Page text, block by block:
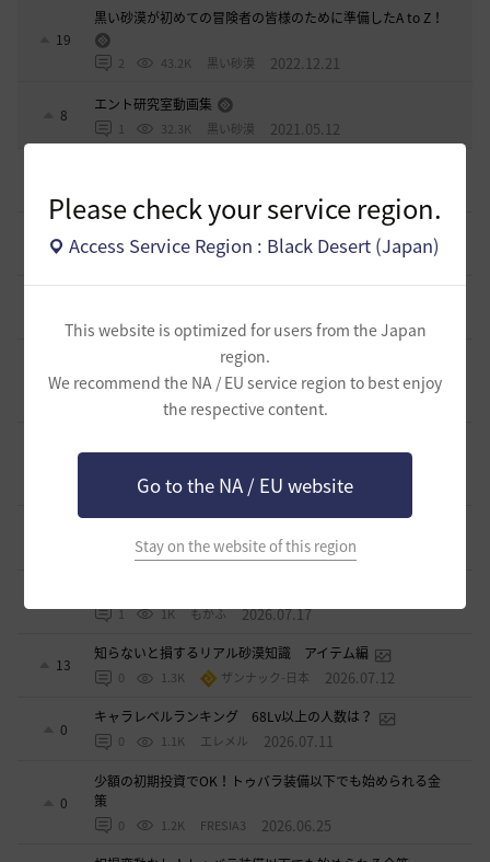
Please check your service region.
Access Service Region : Black Desert (Japan)
This website is optimized for users from the Japan
region.
We recommend the NA / EU service region to best enjoy
the respective content.
Go to the NA / EU website
Stay on the website of this region
19
黒い砂漠が初めての冒険者の皆様のために準備したA to Z！
2 43.2K 黒い砂漠 2022.12.21
8
エント研究室動画集
1 32.3K 黒い砂漠 2021.05.12
9
＜ジェピロスバフ＞予定時刻 8/ 2(日)～8/9（日）
0 706 エレメル 5 日前
0 セルベリア
8
【初心者さまへ】装備更新の流れ（HYPERBOOST）
（2026/07/30～）
999 セルベリア 7 日前
1K セルベリア 2026.07.27
995 ふぁちゃん 2026.07.21
1 1K もかふ 2026.07.17
13
知らないと損するリアル砂漠知識 アイテム編
0 1.3K ザンナック-日本 2026.07.12
0
キャラレベルランキング 68Lv以上の人数は？
0 1.1K エレメル 2026.07.11
0
少額の初期投資でOK！トゥバラ装備以下でも始められる金
策
0 1.2K FRESIA3 2026.06.25